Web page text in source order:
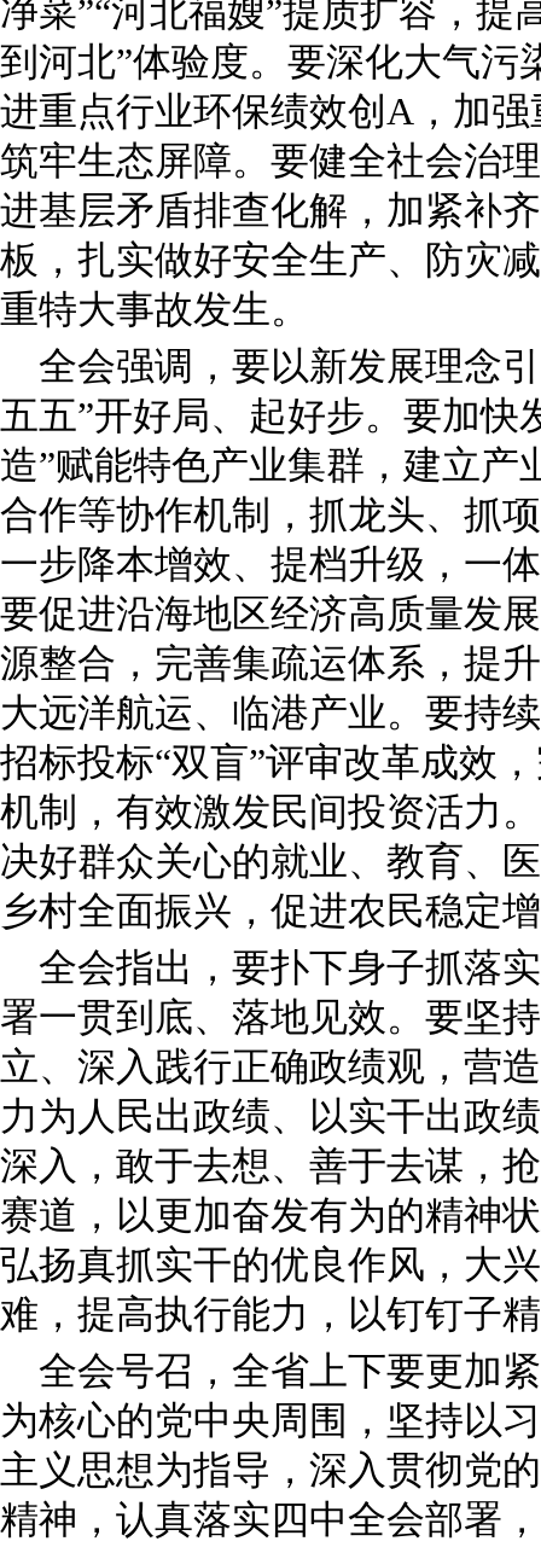
净菜”“河北福嫂”提质扩容，提
到河北”体验度。要深化大气污
进重点行业环保绩效创A，加
筑牢生态屏障。要健全社会治
进基层矛盾排查化解，加紧补
板，扎实做好安全生产、防灾
重特大事故发生。
全会强调，要以新发展理念
五五”开好局、起好步。要加快
造”赋能特色产业集群，建立产
合作等协作机制，抓龙头、抓
一步降本增效、提档升级，一
要促进沿海地区经济高质量发
源整合，完善集疏运体系，提
大远洋航运、临港产业。要持
招标投标“双盲”评审改革成效
机制，有效激发民间投资活力
决好群众关心的就业、教育、
乡村全面振兴，促进农民稳定
全会指出，要扑下身子抓落
署一贯到底、落地见效。要坚
立、深入践行正确政绩观，营
力为人民出政绩、以实干出政
深入，敢于去想、善于去谋，
赛道，以更加奋发有为的精神
弘扬真抓实干的优良作风，大
难，提高执行能力，以钉钉子
全会号召，全省上下要更加
为核心的党中央周围，坚持以
主义思想为指导，深入贯彻党
精神，认真落实四中全会部署